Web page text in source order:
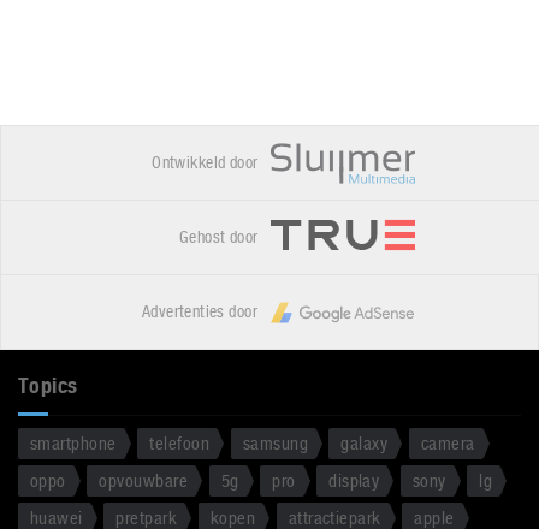
Ontwikkeld door
Gehost door
Advertenties door
Topics
smartphone telefoon samsung galaxy
camera
oppo
opvouwbare 5g pro display sony
lg
huawei
pretpark kopen attractiepark
apple